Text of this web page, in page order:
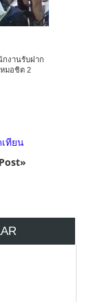
งานรับฝาก
หมอชิต 2
ทียน